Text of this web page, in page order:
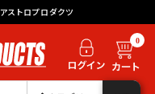
ストロプロダクツ
0